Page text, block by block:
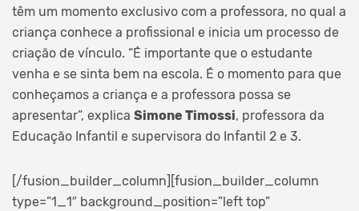
têm um momento exclusivo com a professora, no qual a
criança conhece a profissional e inicia um processo de
criação de vínculo. “É importante que o estudante
venha e se sinta bem na escola. É o momento para que
conheçamos a criança e a professora possa se
apresentar”, explica Simone Timossi, professora da
Educação Infantil e supervisora do Infantil 2 e 3.
[/fusion_builder_column][fusion_builder_column
type=”1_1″ background_position=”left top”